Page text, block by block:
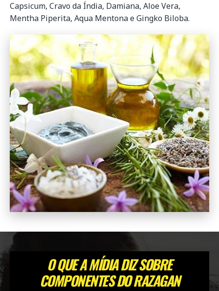
Capsicum, Cravo da Índia, Damiana, Aloe Vera,
Mentha Piperita, Aqua Mentona e Gingko Biloba.
O QUE A MÍDIA DIZ SOBRE
COMPONENTES DO RAZAGAN